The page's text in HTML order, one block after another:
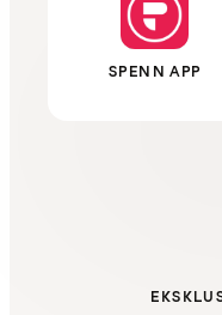
SPENN APP